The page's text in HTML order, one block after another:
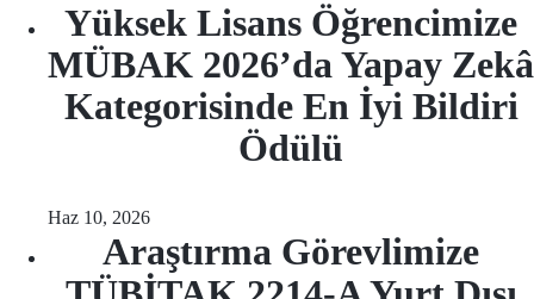
Yüksek Lisans Öğrencimize
MÜBAK 2026’da Yapay Zekâ
Kategorisinde En İyi Bildiri
Ödülü
Haz 10, 2026
Araştırma Görevlimize